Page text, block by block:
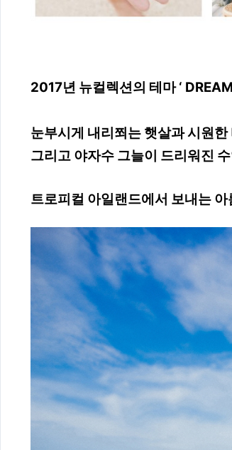
2017년 뉴컬렉션의 테마 ‘
눈부시게 내리쬐는 햇살과 시원
그리고 야자수 그늘이 드리워진
트로피컬 아일랜드에서 보내는